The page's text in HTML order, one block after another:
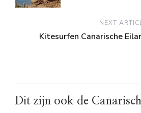
NEXT
Kitesurfen Canarische
Dit zijn ook de